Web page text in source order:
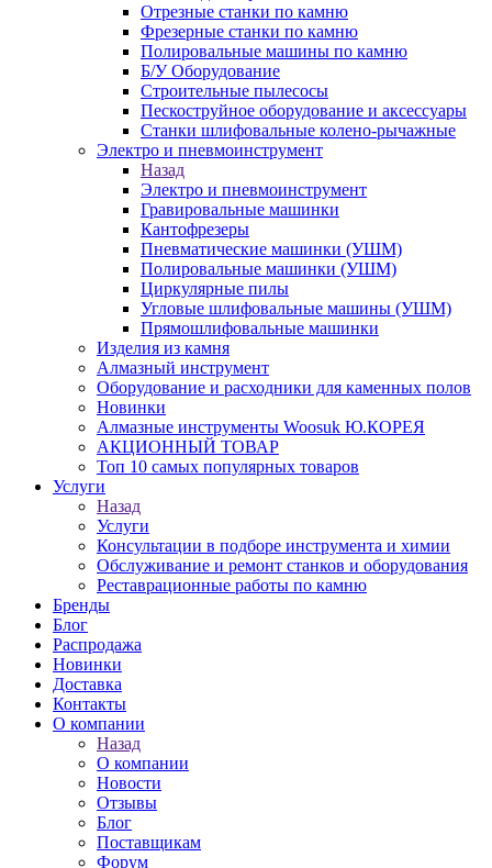
Отрезные станки по камню
Фрезерные станки по камню
Полировальные машины по камню
Б/У Оборудование
Строительные пылесосы
Пескоструйное оборудование и аксессуары
Станки шлифовальные колено-рычажные
Электро и пневмоинструмент
Назад
Электро и пневмоинструмент
Гравировальные машинки
Кантофрезеры
Пневматические машинки (УШМ)
Полировальные машинки (УШМ)
Циркулярные пилы
Угловые шлифовальные машины (УШМ)
Прямошлифовальные машинки
Изделия из камня
Алмазный инструмент
Оборудование и расходники для каменных полов
Новинки
Алмазные инструменты Woosuk Ю.КОРЕЯ
АКЦИОННЫЙ ТОВАР
Топ 10 самых популярных товаров
Услуги
Назад
Услуги
Консультации в подборе инструмента и химии
Обслуживание и ремонт станков и оборудования
Реставрационные работы по камню
Бренды
Блог
Распродажа
Новинки
Доставка
Контакты
О компании
Назад
О компании
Новости
Отзывы
Блог
Поставщикам
Форум